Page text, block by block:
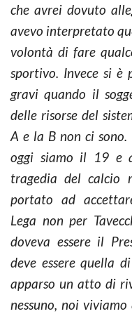
che avrei dovuto
avevo interpretato
volontà di fare
sportivo. Invece si è
gravi quando il
delle risorse del
A e la B non ci
oggi siamo il 19 e
tragedia del calcio
portato ad
Lega non per
doveva essere il
deve essere quella
apparso un atto di
nessuno, noi